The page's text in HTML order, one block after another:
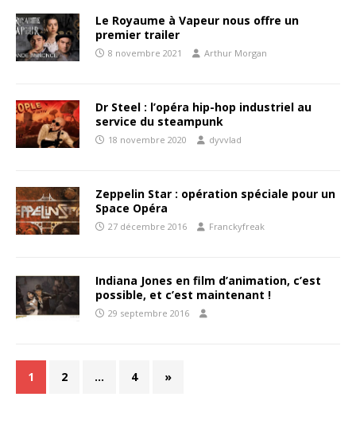
Le Royaume à Vapeur nous offre un
premier trailer
8 novembre 2021 Arthur Morgan
Dr Steel : l’opéra hip-hop industriel au
service du steampunk
18 novembre 2020 dyvvlad
Zeppelin Star : opération spéciale pour un
Space Opéra
27 décembre 2016 Franckyfreak
Indiana Jones en film d’animation, c’est
possible, et c’est maintenant !
29 septembre 2016
1 2 … 4 »